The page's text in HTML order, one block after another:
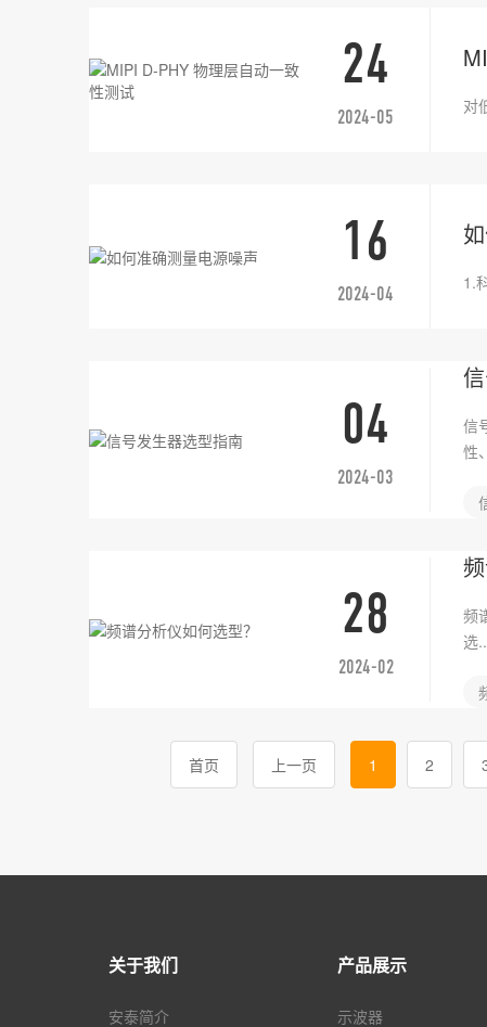
24
2024-05
对
16
2024-04
1.
04
2024-03
信
性
28
2024-02
频
选
首页 上一页 1 2
关于我们
安泰简介
产品展示
示波器